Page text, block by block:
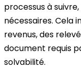
processus à
nécessaires. Cela
revenus, des
document requis
solvabilité.